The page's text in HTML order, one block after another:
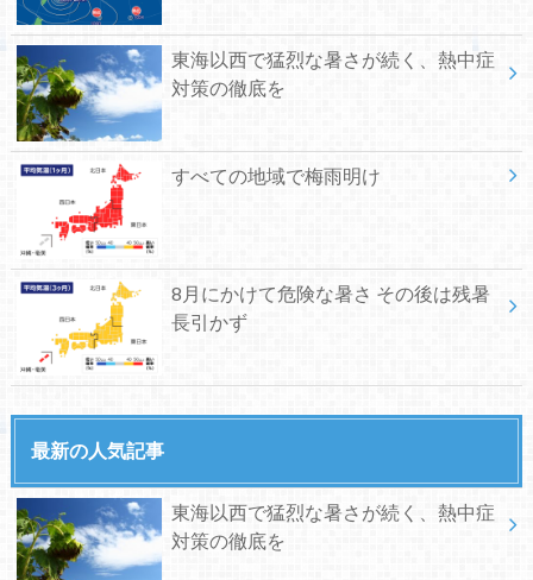
東海以西で猛烈な暑さが続く、熱中症
対策の徹底を
すべての地域で梅雨明け
8月にかけて危険な暑さ その後は残暑
長引かず
最新の人気記事
東海以西で猛烈な暑さが続く、熱中症
対策の徹底を